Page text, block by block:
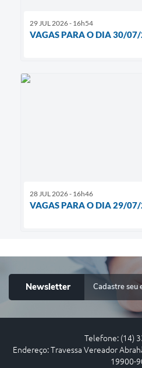
29 JUL 2026 - 16h54
VAGAS PARA O DIA 30/
28 JUL 2026 - 16h46
VAGAS PARA O DIA 29/
Newsletter
Telefone: (14)
Endereço: Travessa Vereador
19900-